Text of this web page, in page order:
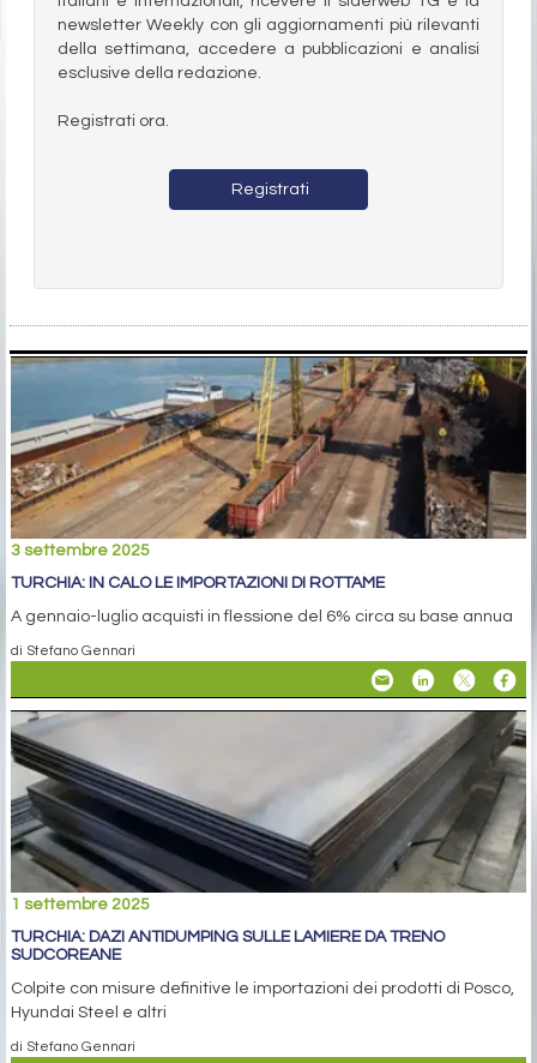
newsletter Weekly con gli aggiornamenti più rilevanti
della settimana, accedere a pubblicazioni e analisi
esclusive della redazione.
Registrati ora.
Registrati
3 settembre 2025
TURCHIA: IN CALO LE IMPORTAZIONI DI ROTTAME
A gennaio-luglio acquisti in flessione del 6% circa su base annua
di Stefano Gennari
1 settembre 2025
TURCHIA: DAZI ANTIDUMPING SULLE LAMIERE DA TRENO
SUDCOREANE
Colpite con misure definitive le importazioni dei prodotti di Posco,
Hyundai Steel e altri
di Stefano Gennari